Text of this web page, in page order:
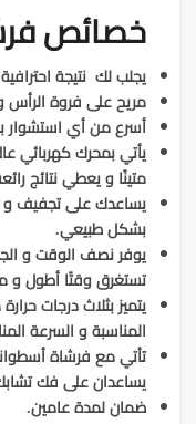
خصائص
يجلب لك نتيجة
مريح على فروة الرأس
أسرع من أي استشوار
متينًا و يعطي نتائج
يساعدك على تجفيف و
بشكل طبيعي.
يوفر نصف الوقت و
تستغرق وقتًا أطول و
يتميز بثلاث درجات
المناسبة و السرعة
تأتي مع فرشاة
يساعدان على فك
ضمان لمدة عامين.